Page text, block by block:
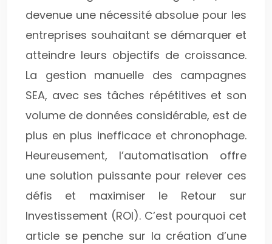
devenue une nécessité absolue pour les
entreprises souhaitant se démarquer et
atteindre leurs objectifs de croissance.
La gestion manuelle des campagnes
SEA, avec ses tâches répétitives et son
volume de données considérable, est de
plus en plus inefficace et chronophage.
Heureusement, l’automatisation offre
une solution puissante pour relever ces
défis et maximiser le Retour sur
Investissement (ROI). C’est pourquoi cet
article se penche sur la création d’une